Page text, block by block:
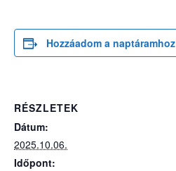
Hozzáadom a naptáramhoz
RÉSZLETEK
Dátum:
2025.10.06.
Időpont: